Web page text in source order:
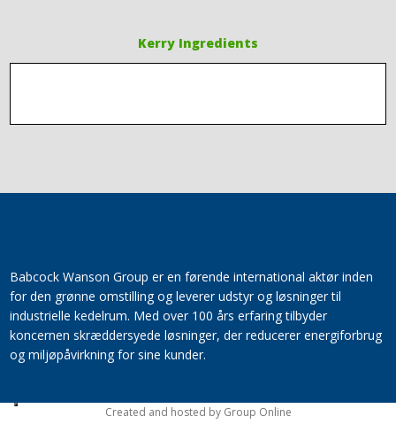
Kerry Ingredients
Babcock Wanson Group er en førende international aktør inden
for den grønne omstilling og leverer udstyr og løsninger til
industrielle kedelrum. Med over 100 års erfaring tilbyder
koncernen skræddersyede løsninger, der reducerer energiforbrug
og miljøpåvirkning for sine kunder.​
Created and hosted by Group Online